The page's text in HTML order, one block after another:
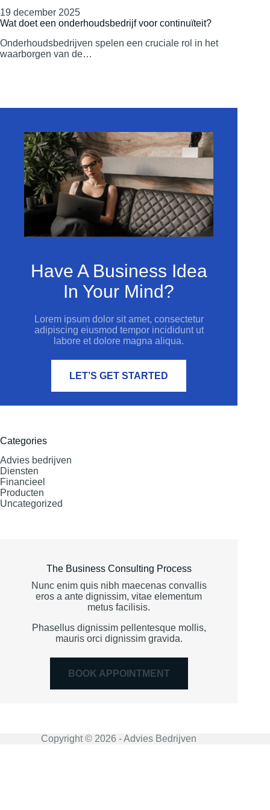
19 december 2025
Wat doet een onderhoudsbedrijf voor continuïteit?
Onderhoudsbedrijven spelen een cruciale rol in het
waarborgen van de…
Have A Business Idea
In Your Mind?
Lorem ipsum dolor sit amet, consectetur
adipiscing eiusmod tempor incididunt ut
labore et dolore magna aliqua.
LET’S GET STARTED
Categories
Advies bedrijven
Diensten
Financieel
Producten
Uncategorized
The Business Consulting Process
Nunc enim quis nibh maecenas convallis
eros a ante dignissim, vitae elementum
metus facilisis.
Phasellus dignissim pellentesque mollis,
mauris orci dignissim gravida.
BOOK APPOINTMENT
Copyright © 2026 - Advies Bedrijven